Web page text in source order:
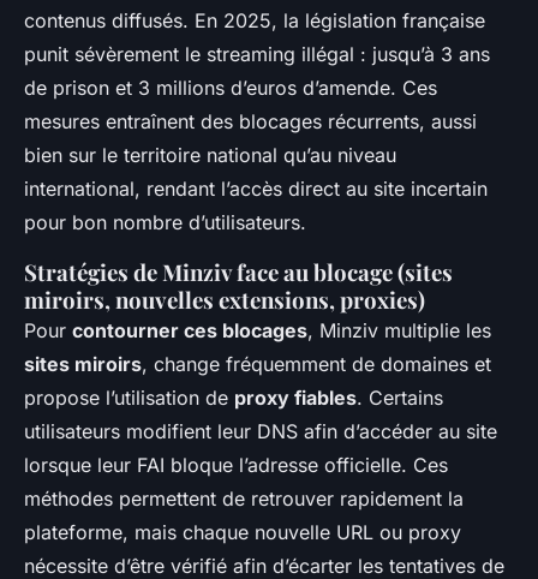
contenus diffusés. En 2025, la législation française
punit sévèrement le streaming illégal : jusqu’à 3 ans
de prison et 3 millions d’euros d’amende. Ces
mesures entraînent des blocages récurrents, aussi
bien sur le territoire national qu’au niveau
international, rendant l’accès direct au site incertain
pour bon nombre d’utilisateurs.
Stratégies de Minziv face au blocage (sites
miroirs, nouvelles extensions, proxies)
Pour contourner ces blocages, Minziv multiplie les
sites miroirs, change fréquemment de domaines et
propose l’utilisation de proxy fiables. Certains
utilisateurs modifient leur DNS afin d’accéder au site
lorsque leur FAI bloque l’adresse officielle. Ces
méthodes permettent de retrouver rapidement la
plateforme, mais chaque nouvelle URL ou proxy
nécessite d’être vérifié afin d’écarter les tentatives de